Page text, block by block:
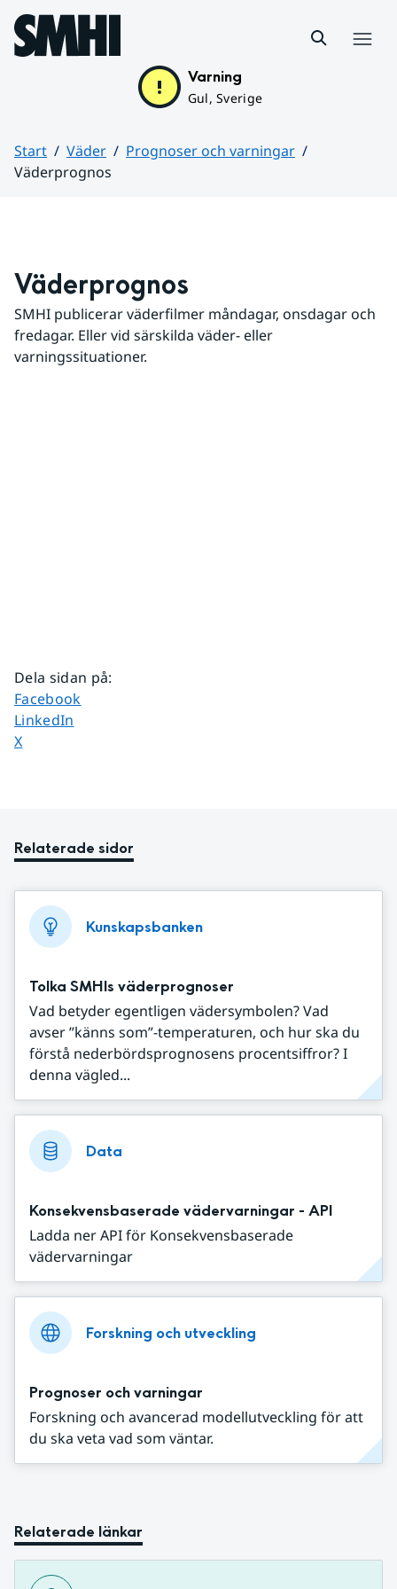
Hoppa till sidans innehåll
Varning
Gul, Sverige
Start Väder
Prognoser och varningar
Väderprognos
Väderprognos
SMHI publicerar väderfilmer måndagar, onsdagar och
fredagar. Eller vid särskilda väder- eller
varningssituationer.
Dela sidan på:
Dela sidan på
Facebook
Dela sidan på
LinkedIn
Dela sidan på
X
Relaterade sidor
Kunskapsbanken
Tolka SMHIs väderprognoser
Vad betyder egentligen vädersymbolen? Vad
avser ”känns som”-temperaturen, och hur ska du
förstå nederbördsprognosens procentsiffror? I
denna vägled...
Data
Konsekvensbaserade vädervarningar - API
Ladda ner API för Konsekvensbaserade
vädervarningar
Forskning och utveckling
Prognoser och varningar
Forskning och avancerad modellutveckling för att
du ska veta vad som väntar.
Relaterade länkar